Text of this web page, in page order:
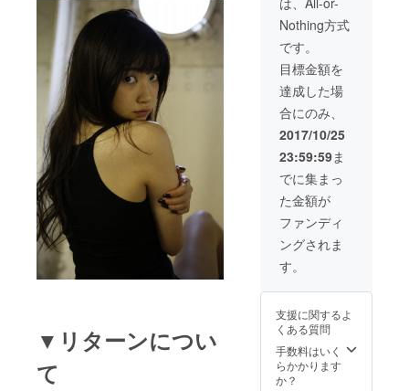
▼リターンについ
て
で、希望のサイ
ズの方をクリッ
クお願いいたし
ます。 ※購入前
に上記数字の確
認をお願いいた
します
ても数センチと
なります。 リ
ターン内にサイ
ズを選べる項目
がありますの
で、希望のサイ
ズの方をクリッ
クお願いいたし
ます。 ※購入前
に上記数字の確
認をお願いいた
します
二弾候補の直筆
デザインラフ画
を、宛名サイン
付で1枚発送しま
す リターン限
定Tシャツを1枚
発送 オリジナ
ルTシャツ1枚に
黒宮れいのメッ
渡し ※通常に
お渡しする1枚、
リターン限定の1
枚の他にメッ
セージ付の1枚で
計3枚のオリジナ
ルTシャツのお渡
しとなります 黒
宮れいが支援者
のために選んで
購入した服をプ
レゼント ※予
め支援者のサイ
ズをきき、その
サイズに見合っ
た服を発送しま
Nothing方式
です。
目標金額を
達成した場
合にのみ、
2017/10/25
23:59:59ま
でに集まっ
た金額が
ファンディ
ングされま
す。
支援に関するよ
くある質問
手数料はいく
らかかります
か？